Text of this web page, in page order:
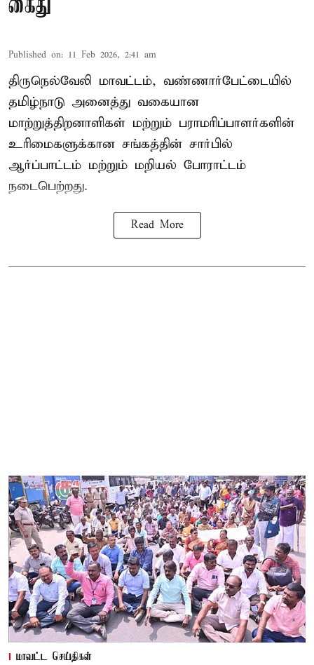
கைது
Published on: 11 Feb 2026, 2:41 am
திருநெல்வேலி மாவட்டம், வண்ணார்பேட்டையில்
தமிழ்நாடு அனைத்து வகையான
மாற்றுத்திறனாளிகள் மற்றும் பராமரிப்பாளர்களின்
உரிமைகளுக்கான சங்கத்தின் சார்பில்
ஆர்ப்பாட்டம் மற்றும் மறியல் போராட்டம்
நடைபெற்றது.
Read More
மாவட்ட செய்திகள்